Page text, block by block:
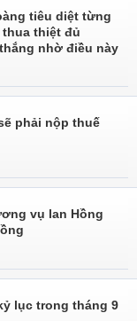
tiêu diệt từng
thua thiệt đủ
nhờ điều này
phải nộp thuế
vụ lan Hồng
lục trong tháng 9